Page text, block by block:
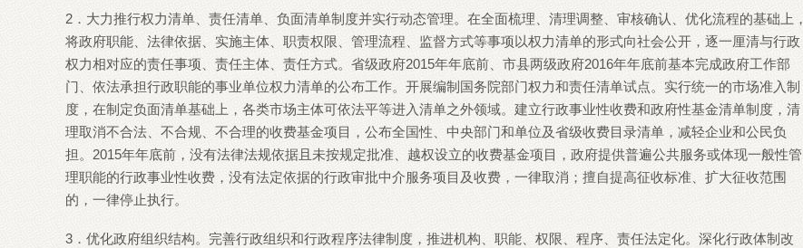
2．大力推行权力清单、责任清单、负面清单制度并实行动态管理。在全面梳理、清理调整、审核确认、优化流程的基础上，
将政府职能、法律依据、实施主体、职责权限、管理流程、监督方式等事项以权力清单的形式向社会公开，逐一厘清与行政
权力相对应的责任事项、责任主体、责任方式。省级政府2015年年底前、市县两级政府2016年年底前基本完成政府工作部
门、依法承担行政职能的事业单位权力清单的公布工作。开展编制国务院部门权力和责任清单试点。实行统一的市场准入制
度，在制定负面清单基础上，各类市场主体可依法平等进入清单之外领域。建立行政事业性收费和政府性基金清单制度，清
理取消不合法、不合规、不合理的收费基金项目，公布全国性、中央部门和单位及省级收费目录清单，减轻企业和公民负
担。2015年年底前，没有法律法规依据且未按规定批准、越权设立的收费基金项目，政府提供普遍公共服务或体现一般性管
理职能的行政事业性收费，没有法定依据的行政审批中介服务项目及收费，一律取消；擅自提高征收标准、扩大征收范围
的，一律停止执行。
3．优化政府组织结构。完善行政组织和行政程序法律制度，推进机构、职能、权限、程序、责任法定化。深化行政体制改